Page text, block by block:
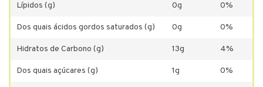
Lípidos (g) 0g 0%
Dos quais ácidos gordos saturados (g) 0g 0%
Hidratos de Carbono (g) 13g 4%
Dos quais açúcares (g) 1g 0%